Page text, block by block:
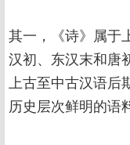
其一，《诗》属于
汉初、东汉末和唐
上古至中古汉语后
历史层次鲜明的语